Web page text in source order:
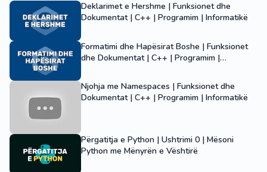
Deklarimet e Hershme | Funksionet dhe
Dokumentat | C++ | Programim | Informatikë
Formatimi dhe Hapësirat Boshe | Funksionet
dhe Dokumentat | C++ | Programim |
Njohja me Namespaces | Funksionet dhe
Dokumentat | C++ | Programim | Informatikë
Përgatitja e Python | Ushtrimi 0 | Mësoni
Python me Mënyrën e Vështirë